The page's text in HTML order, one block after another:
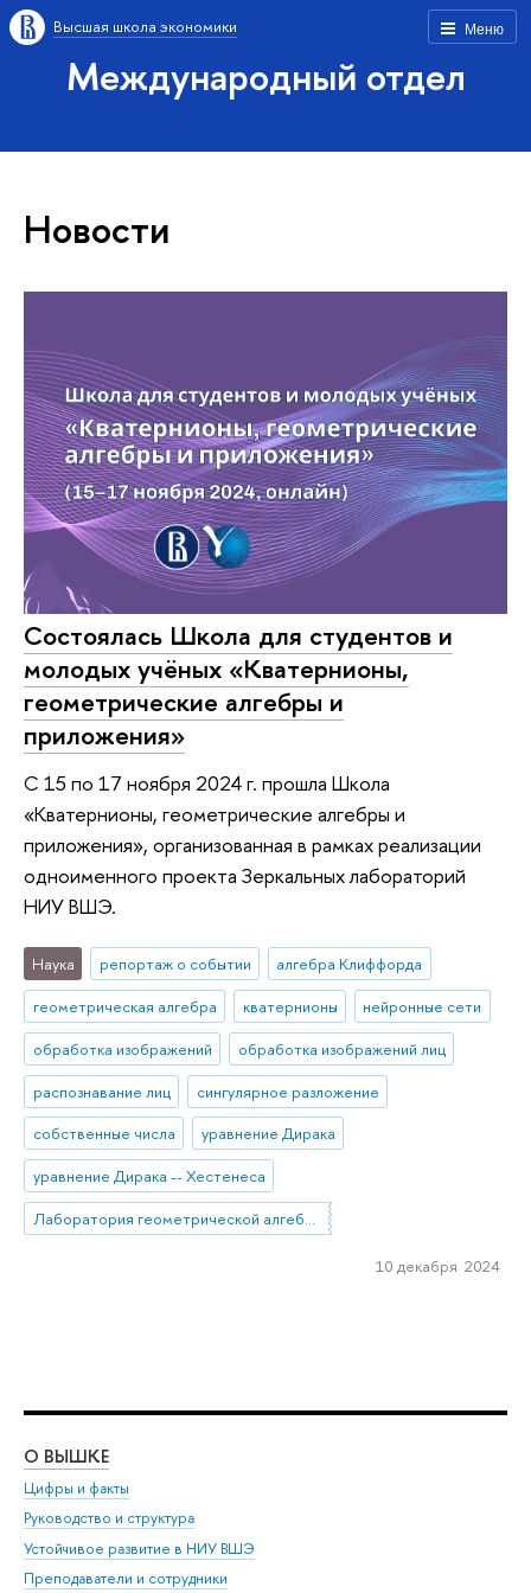
Меню
Высшая школа экономики
Международный отдел
Новости
Состоялась Школа для студентов и
молодых учёных «Кватернионы,
геометрические алгебры и
приложения»
С 15 по 17 ноября 2024 г. прошла Школа
«Кватернионы, геометрические алгебры и
приложения», организованная в рамках реализации
одноименного проекта Зеркальных лабораторий
НИУ ВШЭ.
Наука репортаж о событии
алгебра Клиффорда
геометрическая алгебра
кватернионы
нейронные сети
обработка изображений
обработка изображений лиц
распознавание лиц
сингулярное разложение
собственные числа
уравнение Дирака
уравнение Дирака -- Хестенеса
Лаборатория геометрической алгебры и приложений
10 декабря 2024
О ВЫШКЕ
Цифры и факты
Руководство и структура
Устойчивое развитие в НИУ ВШЭ
Преподаватели и сотрудники